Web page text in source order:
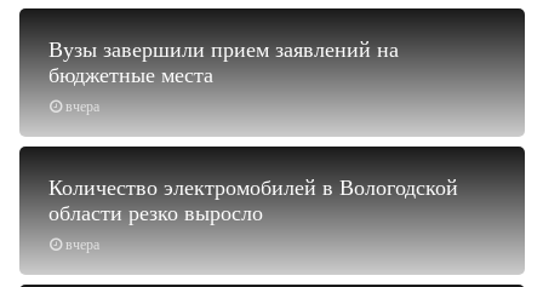
вчера
Вузы завершили прием заявлений на
бюджетные места
вчера
Количество электромобилей в Вологодской
области резко выросло